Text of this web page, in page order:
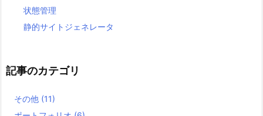
状態管理
静的サイトジェネレータ
記事のカテゴリ
その他 (11)